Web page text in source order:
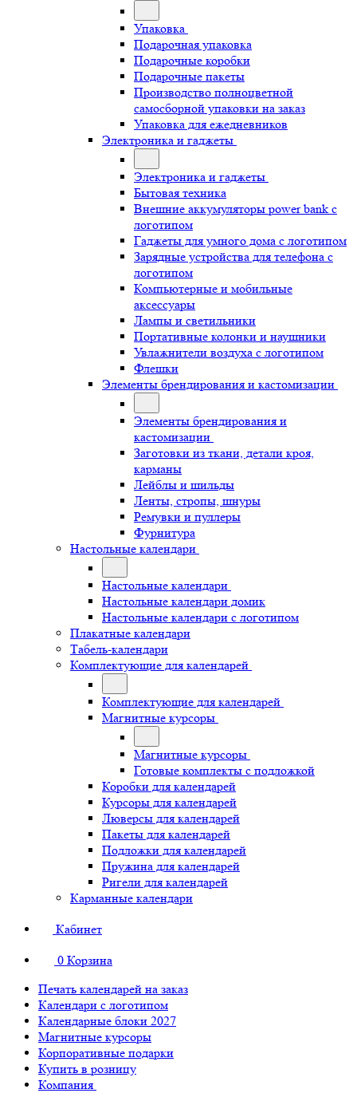
Упаковка
Подарочная упаковка
Подарочные коробки
Подарочные пакеты
Производство полноцветной
самосборной упаковки на заказ
Упаковка для ежедневников
Электроника и гаджеты
Электроника и гаджеты
Бытовая техника
Внешние аккумуляторы power bank с
логотипом
Гаджеты для умного дома с логотипом
Зарядные устройства для телефона с
логотипом
Компьютерные и мобильные
аксессуары
Лампы и светильники
Портативные колонки и наушники
Увлажнители воздуха с логотипом
Флешки
Элементы брендирования и кастомизации
Элементы брендирования и
кастомизации
Заготовки из ткани, детали кроя,
карманы
Лейблы и шильды
Ленты, стропы, шнуры
Ремувки и пуллеры
Фурнитура
Настольные календари
Настольные календари
Настольные календари домик
Настольные календари с логотипом
Плакатные календари
Табель-календари
Комплектующие для календарей
Комплектующие для календарей
Магнитные курсоры
Магнитные курсоры
Готовые комплекты с подложкой
Коробки для календарей
Курсоры для календарей
Люверсы для календарей
Пакеты для календарей
Подложки для календарей
Пружина для календарей
Ригели для календарей
Карманные календари
Кабинет
0 Корзина
Печать календарей на заказ
Календари с логотипом
Календарные блоки 2027
Магнитные курсоры
Корпоративные подарки
Купить в розницу
Компания